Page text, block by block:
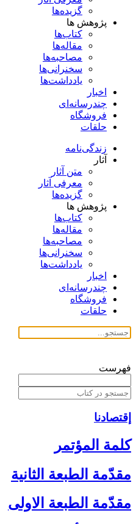
گزیده‌ها
پژوهش ها
کتاب‌ها
مقاله‌ها
مصاحبه‌ها
سخنرانی‌ها
یادداشت‌ها
اخبار
چندرسانه‌ای
فروشگاه
حلقات
زندگی‌نامه
آثار
متن آثار
معرفی آثار
گزیده‌ها
پژوهش ها
کتاب‌ها
مقاله‌ها
مصاحبه‌ها
سخنرانی‌ها
یادداشت‌ها
اخبار
چندرسانه‌ای
فروشگاه
حلقات
فهرست
إقتصادنا
كلمة المؤتمر
مقدّمة الطبعة الثانية
مقدّمة الطبعة الاولى‏